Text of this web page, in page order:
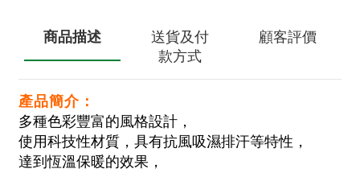
商品描述
送貨及付
款方式
顧客評價
產品簡介：
多種色彩豐富的風格設計，
使用科技性材質，具有抗風吸濕排汗等特性，
達到恆溫保暖的效果，